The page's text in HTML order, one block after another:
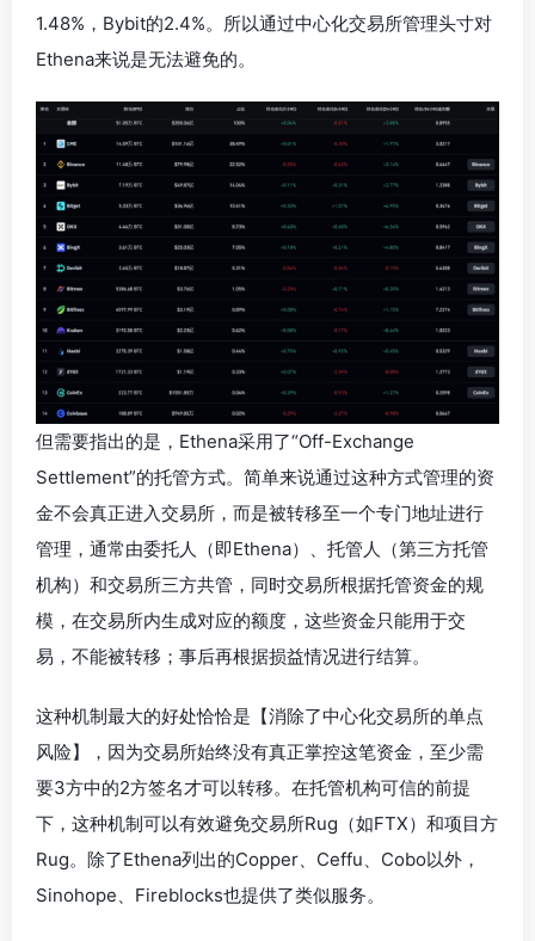
1.48%，Bybit的2.4%。所以通过中心化交易所管理头寸对
Ethena来说是无法避免的。
但需要指出的是，Ethena采用了“Off-Exchange
Settlement”的托管方式。简单来说通过这种方式管理的资
金不会真正进入交易所，而是被转移至一个专门地址进行
管理，通常由委托人（即Ethena）、托管人（第三方托管
机构）和交易所三方共管，同时交易所根据托管资金的规
模，在交易所内生成对应的额度，这些资金只能用于交
易，不能被转移；事后再根据损益情况进行结算。
这种机制最大的好处恰恰是【消除了中心化交易所的单点
风险】，因为交易所始终没有真正掌控这笔资金，至少需
要3方中的2方签名才可以转移。在托管机构可信的前提
下，这种机制可以有效避免交易所Rug（如FTX）和项目方
Rug。除了Ethena列出的Copper、Ceffu、Cobo以外，
Sinohope、Fireblocks也提供了类似服务。